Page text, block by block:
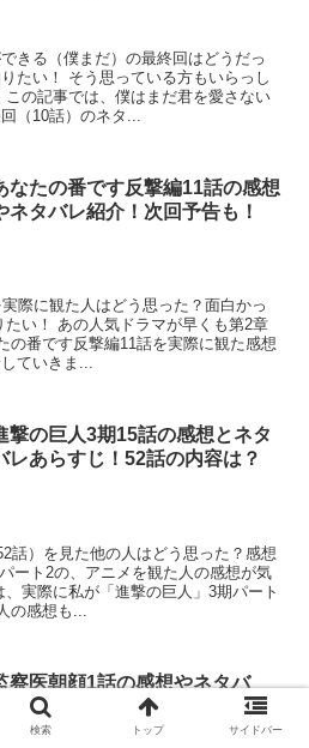
きる（僕まだ）の最終回はどうだっ
たい！ そう思っている方もいらっし
の記事では、僕はまだ君を愛さない
（10話）のネタ...
なたの番です反撃編11話の感想
ネタバレ紹介！次回予告も！
際に観た人はどう思った？面白かっ
い！ あの人気ドラマが早くも第2章
の番です反撃編11話を実際に観た感想
ていきま...
撃の巨人3期15話の感想とネタ
レあらすじ！52話の内容は？
話）を見た他の人はどう思った？感想
ート2の、アニメを観た人の感想が気
実際に私が「進撃の巨人」3期パート
の感想も...
察医朝顔1話の感想やネタバ
レ！生きた証を見つけるために親
子が奮闘！
検索 トップ サイドバー